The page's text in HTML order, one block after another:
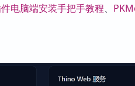
电脑端安装手把手教程、